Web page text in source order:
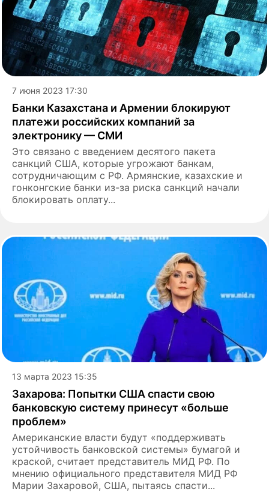
7 июня 2023 17:30
Банки Казахстана и Армении блокируют
платежи российских компаний за
электронику — СМИ
Это связано с введением десятого пакета
санкций США, которые угрожают банкам,
сотрудничающим с РФ. Армянские, казахские и
гонконгские банки из-за риска санкций начали
блокировать оплату...
13 марта 2023 15:35
Захарова: Попытки США спасти свою
банковскую систему принесут «больше
проблем»
Американские власти будут «поддерживать
устойчивость банковской системы» бумагой и
краской, считает представитель МИД РФ. По
мнению официального представителя МИД РФ
Марии Захаровой, США, пытаясь спасти...